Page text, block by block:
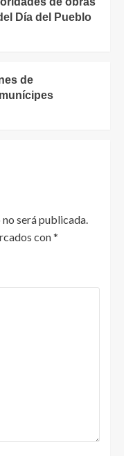
Día del Pueblo
de
será publicada.
con*